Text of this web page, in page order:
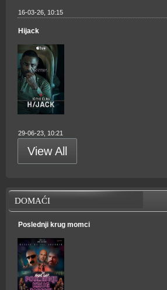
16-03-26, 10:15
Hijack
29-06-23, 10:21
View All
DOMAĆI
Poslednji krug momci